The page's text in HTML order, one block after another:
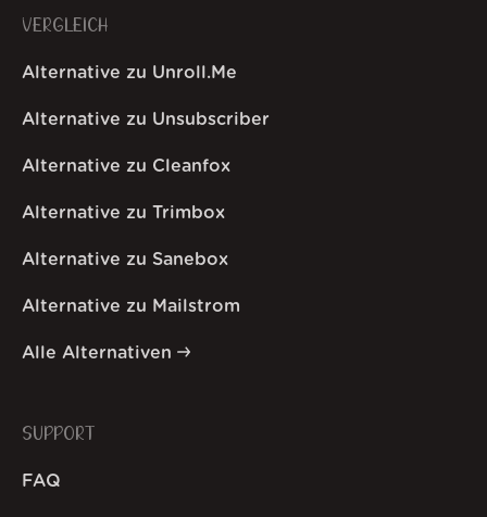
VERGLEICH
Alternative zu Unroll.Me
Alternative zu Unsubscriber
Alternative zu Cleanfox
Alternative zu Trimbox
Alternative zu Sanebox
Alternative zu Mailstrom
Alle Alternativen
SUPPORT
FAQ